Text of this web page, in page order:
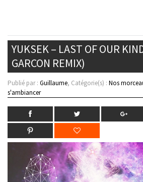
YUKSEK – LAST OF OUR
GARCON REMIX)
Publié par : Guillaume, Catégorie(s) : Nos
s'ambiancer